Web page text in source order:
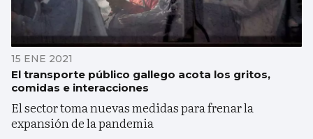
15 ENE 2021
El transporte público gallego acota los gritos,
comidas e interacciones
El sector toma nuevas medidas para frenar la
expansión de la pandemia